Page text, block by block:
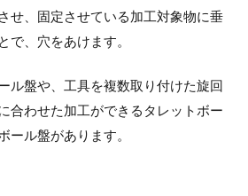
せ、固定させている加工対象物に垂
で、穴をあけます。
ル盤や、工具を複数取り付けた旋回
合わせた加工ができるタレットボー
ール盤があります。